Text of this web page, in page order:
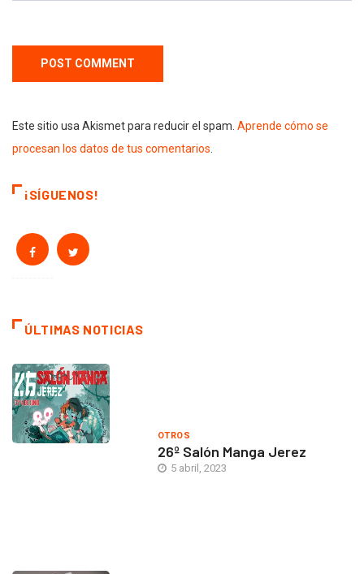
Este sitio usa Akismet para reducir el spam. Aprende cómo se
procesan los datos de tus comentarios
¡SÍGUENOS!
ÚLTIMAS NOTICIAS
OTROS
26º Salón Manga Jerez
5 abril, 2023